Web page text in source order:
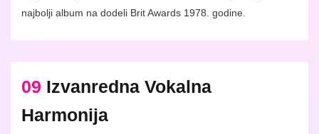
najbolji album na dodeli Brit Awards 1978. godine.
09 Izvanredna Vokalna
Harmonija